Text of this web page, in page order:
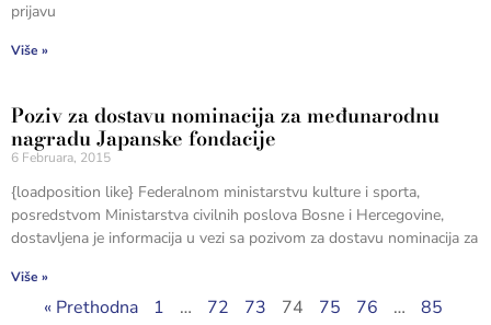
prijavu
Više »
Poziv za dostavu nominacija za međunarodnu
nagradu Japanske fondacije
6 Februara, 2015
{loadposition like} Federalnom ministarstvu kulture i sporta,
posredstvom Ministarstva civilnih poslova Bosne i Hercegovine,
dostavljena je informacija u vezi sa pozivom za dostavu nominacija za
Više »
« Prethodna 1 … 72 73 74 75 76 …
85